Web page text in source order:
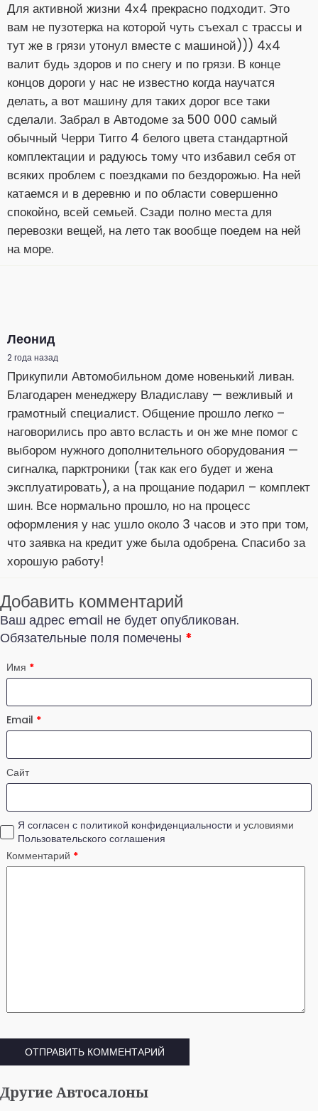
Для активной жизни 4х4 прекрасно подходит. Это
вам не пузотерка на которой чуть съехал с трассы и
тут же в грязи утонул вместе с машиной))) 4х4
валит будь здоров и по снегу и по грязи. В конце
концов дороги у нас не известно когда научатся
делать, а вот машину для таких дорог все таки
сделали. Забрал в Автодоме за 500 000 самый
обычный Черри Тигго 4 белого цвета стандартной
комплектации и радуюсь тому что избавил себя от
всяких проблем с поездками по бездорожью. На ней
катаемся и в деревню и по области совершенно
спокойно, всей семьей. Сзади полно места для
перевозки вещей, на лето так вообще поедем на ней
на море.
Леонид
2 года назад
Прикупили Автомобильном доме новенький ливан.
Благодарен менеджеру Владиславу — вежливый и
грамотный специалист. Общение прошло легко –
наговорились про авто всласть и он же мне помог с
выбором нужного дополнительного оборудования —
сигналка, парктроники (так как его будет и жена
эксплуатировать), а на прощание подарил – комплект
шин. Все нормально прошло, но на процесс
оформления у нас ушло около 3 часов и это при том,
что заявка на кредит уже была одобрена. Спасибо за
хорошую работу!
Добавить комментарий
Ваш адрес email не будет опубликован.
Обязательные поля помечены *
Имя *
Email *
Сайт
Я согласен с политикой конфиденциальности и условиями
Пользовательского соглашения
Комментарий *
Другие Автосалоны